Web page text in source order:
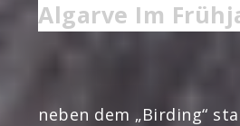
Algarve Im
neben dem „Birding“